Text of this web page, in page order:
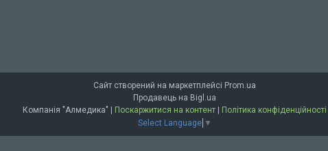
Сайт створений на маркетплейсі Prom.ua
Продавець на Bigl.ua
Поскаржитися на контент
Політика конфіденційності
Select Language ▼